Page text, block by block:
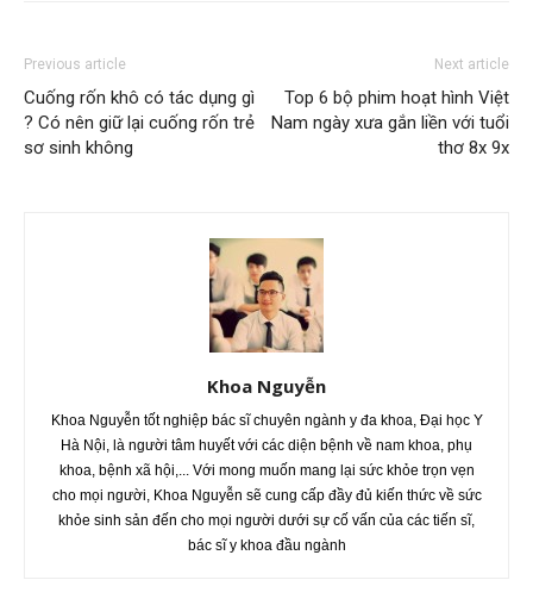
Previous article
Cuống rốn khô có tác dụng gì
? Có nên giữ lại cuống rốn trẻ
sơ sinh không
Next article
Top 6 bộ phim hoạt hình Việt
Nam ngày xưa gắn liền với tuổi
thơ 8x 9x
Khoa Nguyễn
Khoa Nguyễn tốt nghiệp bác sĩ chuyên ngành y đa khoa, Đại học Y
Hà Nội, là người tâm huyết với các diện bệnh về nam khoa, phụ
khoa, bệnh xã hội,... Với mong muốn mang lại sức khỏe trọn vẹn
cho mọi người, Khoa Nguyễn sẽ cung cấp đầy đủ kiến thức về sức
khỏe sinh sản đến cho mọi người dưới sự cố vấn của các tiến sĩ,
bác sĩ y khoa đầu ngành